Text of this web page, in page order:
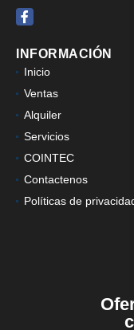
Facebook
INFORMACIÓN
Inicio
Ventas
Alquiler
Servicios
COINTEC
Contactenos
Políticas de